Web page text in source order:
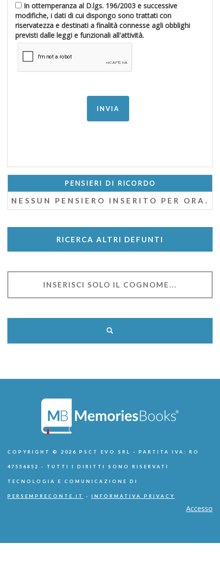
In ottemperanza al D.lgs. 196/2003 e successive
modifiche, i dati di cui dispongo sono trattati con
riservatezza e destinati a finalità connesse agli obblighi
previsti dalle leggi e funzionali all'attività.
PENSIERI DI RICORDO
NESSUN PENSIERO INSERITO PER ORA.
RICERCA ALTRI DEFUNTI
COPYRIGHT © 2026 PSCT EVO SRL - PARTITA IVA: RO
47556852 - TUTTI I DIRITTI SONO RISERVATI
TECNOLOGIA E COMUNICAZIONE DI
PERSEMPRECONTE.IT - INFORMATIVA PRIVACY
Accesso